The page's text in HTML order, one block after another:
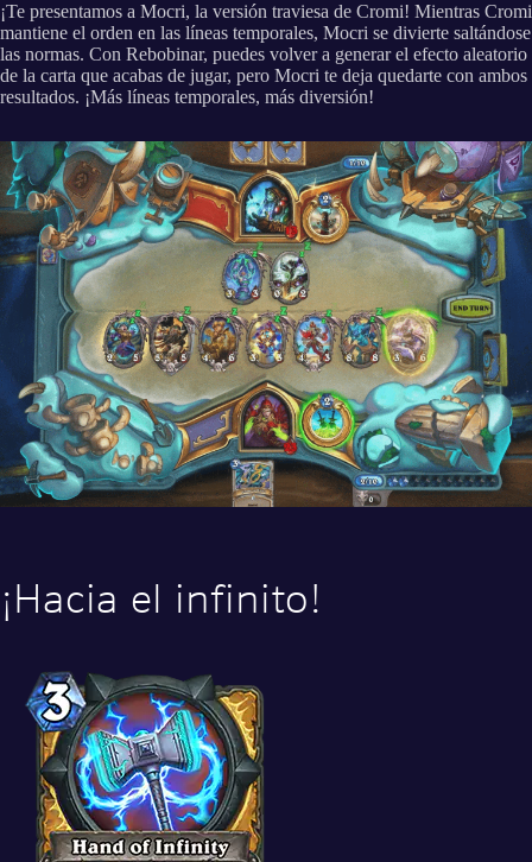
¡Te presentamos a Mocri, la versión traviesa de Cromi! Mientras Cromi
mantiene el orden en las líneas temporales, Mocri se divierte saltándose
las normas. Con Rebobinar, puedes volver a generar el efecto aleatorio
de la carta que acabas de jugar, pero Mocri te deja quedarte con ambos
resultados. ¡Más líneas temporales, más diversión!
¡Hacia el infinito!